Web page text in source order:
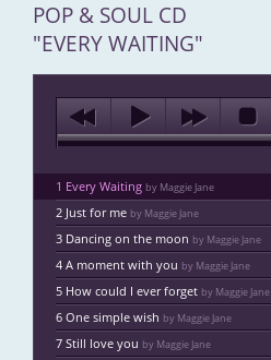
POP & SOUL CD
"EVERY WAITING"
1 Every Waiting by Maggie Jane
2 Just for me by Maggie Jane
3 Dancing on the moon by Maggie Jane
4 A moment with you by Maggie Jane
5 How could I ever forget by Maggie Jane
6 One simple wish by Maggie Jane
7 Still love you by Maggie Jane